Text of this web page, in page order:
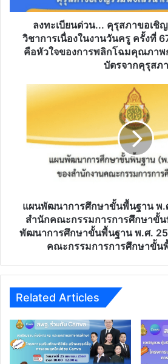
ร่วม
เสวนา
วิชาการ
วันครู
พลิก
การ
ศึกษา”รับ
เกียรติ
บัตร
คุรุ
สภา
ลงทะเบียนด่วน... คุรุสภาขอเชิ
วิชาการเนื่องในงานวันครู ครั้งที่
คือหัวใจของการพลิกโฉมคุณภาพ
บัตรจากคุรุสภา
พัฒนาการ
สำนัก
คณะ
ศึกษา
พื้น
ฐาน
(สพฐ.)แผน
พัฒนาการ
ศึกษา
แผนพัฒนาการศึกษาขั้นพื้นฐาน พ.
สำนักคณะกรรมการการศึกษาขั้
พัฒนาการศึกษาขั้นพื้นฐาน พ.ศ.
คณะกรรมการการศึกษาขั้น
Related Articles